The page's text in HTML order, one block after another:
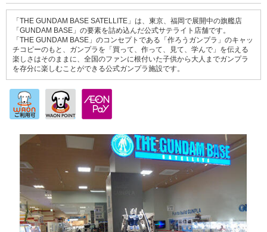
「THE GUNDAM BASE SATELLITE」は、東京、福岡で展開中の旗艦店
「GUNDAM BASE」の要素を詰め込んだ公式サテライト店舗です。
「THE GUNDAM BASE」のコンセプトである「作ろうガンプラ」のキャッ
チコピーのもと、ガンプラを「買って、作って、見て、学んで」を伝える
楽しさはそのままに、全国のファンに根付いた子供から大人までガンプラ
を存分に楽しむことができる公式ガンプラ施設です。